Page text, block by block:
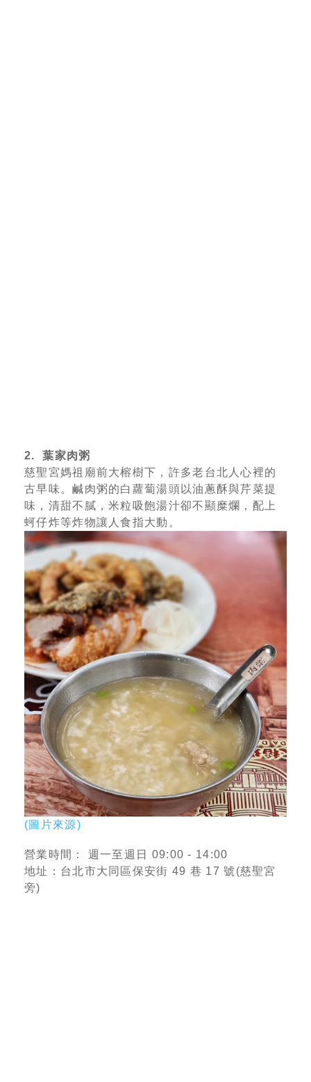
2. 葉家肉粥
慈聖宮媽祖廟前大榕樹下，許多老台北人心裡的
古早味。鹹肉粥的白蘿蔔湯頭以油蔥酥與芹菜提
味，清甜不膩，米粒吸飽湯汁卻不顯糜爛，配上
蚵仔炸等炸物讓人食指大動。
(圖片來源)
營業時間： 週一至週日 09:00 - 14:00
地址：台北市大同區保安街 49 巷 17 號(慈聖宮
旁)